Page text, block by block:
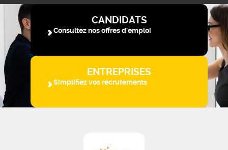
CANDIDATS
Consultez nos offres d'emploi
ENTREPRISES
Simplifiez vos recrutements